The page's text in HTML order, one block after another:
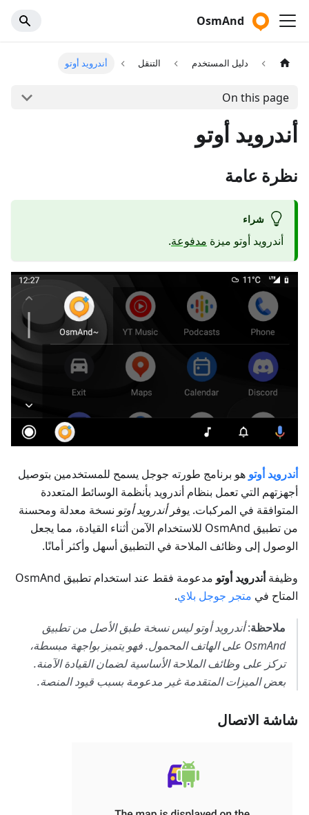
OsmAnd
دليل المستخدم التنقل أندرويد أوتو
On this page
أندرويد أوتو
نظرة عامة
شراء
أندرويد أوتو ميزة مدفوعة.
أندرويد أوتو هو برنامج طورته جوجل يسمح للمستخدمين بتوصيل
أجهزتهم التي تعمل بنظام أندرويد بأنظمة الوسائط المتعددة
المتوافقة في المركبات. يوفرأندرويد أوتو نسخة معدلة ومحسنة
من تطبيق OsmAnd للاستخدام الآمن أثناء القيادة، مما يجعل
الوصول إلى وظائف الملاحة في التطبيق أسهل وأكثر أمانًا.
وظيفةأندرويد أوتو
مدعومة فقط عند استخدام تطبيق OsmAnd
المتاح في متجر جوجل بلاي.
ملاحظة:أندرويد أوتو ليس نسخة طبق الأصل من تطبيق
OsmAnd على الهاتف المحمول. فهو يتميز بواجهة مبسطة،
تركز على وظائف الملاحة الأساسية لضمان القيادة الآمنة.
بعض الميزات المتقدمة غير مدعومة بسبب قيود المنصة.
شاشة الاتصال